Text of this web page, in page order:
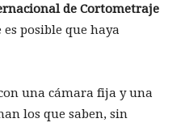
de Cortometraje
es posible que haya
una cámara fija y una
los que saben, sin